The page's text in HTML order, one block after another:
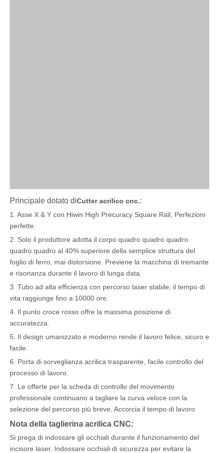
Principale dotato diCutter acrilico cnc.:
1. Asse X & Y con Hiwin High Precuracy Square Rail, Perfezioni
perfette.
2. Solo il produttore adotta il corpo quadro quadro quadro
quadro quadro al 40% superiore della semplice struttura del
foglio di ferro, mai distorsione. Previene la macchina di tremante
e risonanza durante il lavoro di lunga data.
3. Tubo ad alta efficienza con percorso laser stabile, il tempo di
vita raggiunge fino a 10000 ore.
4. Il punto croce rosso offre la massima posizione di
accuratezza.
5. Il design umanizzato e moderno rende il lavoro felice, sicuro e
facile.
6. Porta di sorveglianza acrilica trasparente, facile controllo del
processo di lavoro.
7. Le offerte per la scheda di controllo del movimento
professionale continuano a tagliare la curva veloce con la
selezione del percorso più breve. Accorcia il tempo di lavoro
Nota della taglierina acrilica CNC:
Si prega di indossare gli occhiali durante il funzionamento del
incisore laser. Indossare occhiali di sicurezza per evitare la